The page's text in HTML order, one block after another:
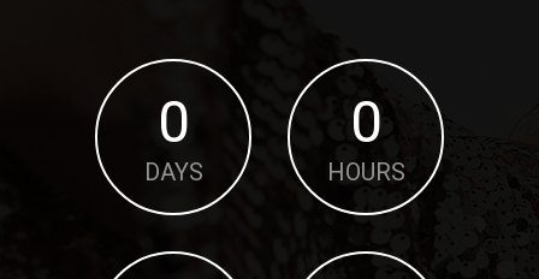
0
DAYS
0
HOURS